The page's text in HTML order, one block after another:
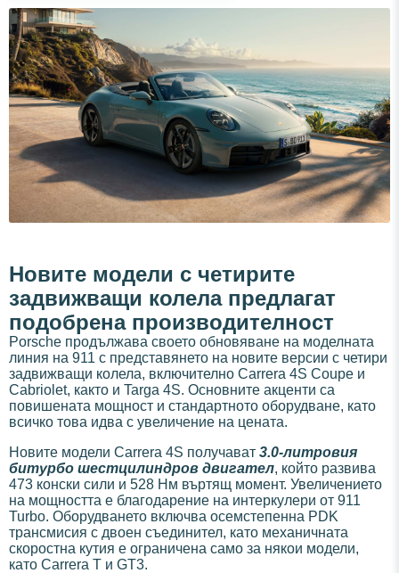
Новите модели с четирите
задвижващи колела предлагат
подобрена производителност
Porsche продължава своето обновяване на моделната
линия на 911 с представянето на новите версии с четири
задвижващи колела, включително Carrera 4S Coupe и
Cabriolet, както и Targa 4S. Основните акценти са
повишената мощност и стандартното оборудване, като
всичко това идва с увеличение на цената.
Новите модели Carrera 4S получават 3.0-литровия
битурбо шестцилиндров двигател, който развива
473 конски сили и 528 Нм въртящ момент. Увеличението
на мощността е благодарение на интеркулери от 911
Turbo. Оборудването включва осемстепенна PDK
трансмисия с двоен съединител, като механичната
скоростна кутия е ограничена само за някои модели,
като Carrera T и GT3.